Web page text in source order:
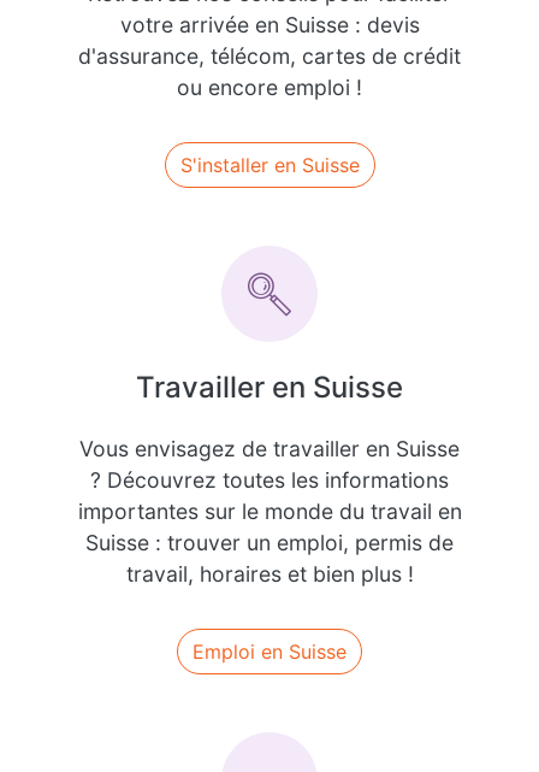
votre arrivée en Suisse : devis
d'assurance, télécom, cartes de crédit
ou encore emploi !
S'installer en Suisse
Travailler en Suisse
Vous envisagez de travailler en Suisse
? Découvrez toutes les informations
importantes sur le monde du travail en
Suisse : trouver un emploi, permis de
travail, horaires et bien plus !
Emploi en Suisse